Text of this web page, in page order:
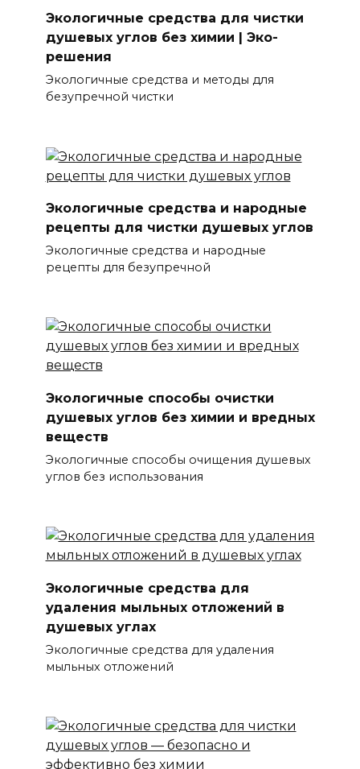
Экологичные средства для чистки
душевых углов без химии | Эко-
решения
Экологичные средства и методы для
безупречной чистки
Экологичные средства и народные
рецепты для чистки душевых углов
Экологичные средства и народные
рецепты для безупречной
Экологичные способы очистки
душевых углов без химии и вредных
веществ
Экологичные способы очищения душевых
углов без использования
Экологичные средства для
удаления мыльных отложений в
душевых углах
Экологичные средства для удаления
мыльных отложений